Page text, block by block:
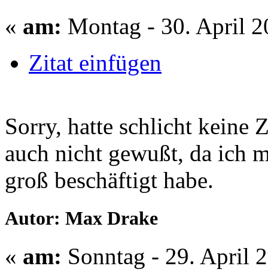
« am: Montag - 30. April
Zitat einfügen
Sorry, hatte schlicht keine
auch nicht gewußt, da ich
groß beschäftigt habe.
Autor: Max Drake
« am: Sonntag - 29. April